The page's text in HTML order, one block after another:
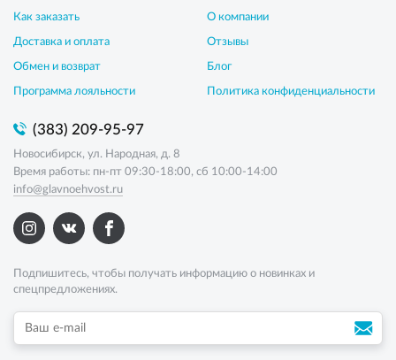
Как заказать
Доставка и оплата
Обмен и возврат
Программа лояльности
О компании
Отзывы
Блог
Политика конфиденциальности
(383) 209-95-97
Новосибирск, ул. Народная, д. 8
Время работы: пн-пт 09:30-18:00, сб 10:00-14:00
info@glavnoehvost.ru
Подпишитесь, чтобы получать информацию о новинках и
спецпредложениях.